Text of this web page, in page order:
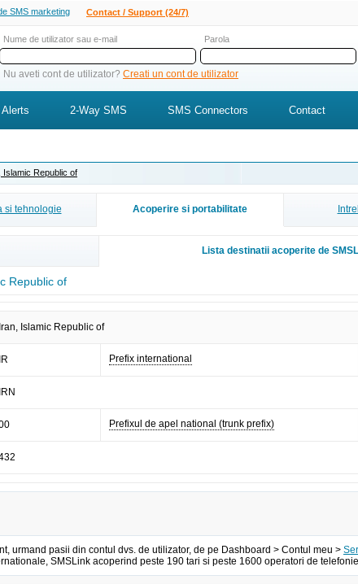
SMS marketing Contact / Support (24/7)
Nume de utilizator sau e-mail Parola
Nu aveti cont de utilizator? Creati un cont de utilizator
2-Way SMS SMS Connectors Contact
Islamic Republic of
si tehnologie Acoperire si portabilitate
Lista destinatii acoperite de
Republic of
Iran, Islamic Republic of
IR Prefix international
IRN
Prefixul de apel national (trunk prefix)
urmand pasii din contul dvs. de utilizator, de pe Dashboard > Contul meu >
SMSLink acoperind peste 190 tari si peste 1600 operatori de